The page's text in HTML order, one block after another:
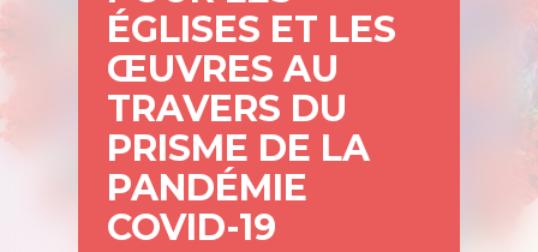
ÉGLISES ET LES
ŒUVRES AU
TRAVERS DU
PRISME DE LA
PANDÉMIE
COVID-19